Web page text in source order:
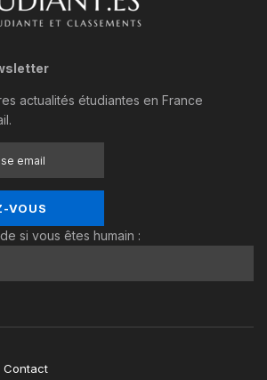
actualités étudiantes en France
si vous êtes humain :
Contact